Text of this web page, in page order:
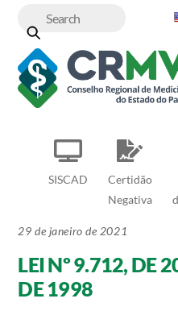
content
SISCAD
Certidão
Negativa
29 de janeiro de 2021
LEI Nº 9.712, DE
DE 1998